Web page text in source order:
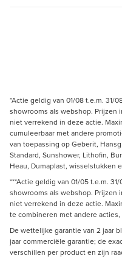
*Actie geldig van 01/08 t.e.m. 31/
showrooms als webshop. Prijzen
niet verrekend in deze actie.
cumuleerbaar met andere
van toepassing op Geberit,
Standard, Sunshower, Lithofin,
Heau, Dumaplast, wisselstukken
***Actie geldig van 01/05 t.e.m.
showrooms als webshop. Prijzen
niet verrekend in deze actie.
te combineren met andere
De wettelijke garantie van 2 jaar
jaar commerciële garantie; de
verschillen per product en zijn